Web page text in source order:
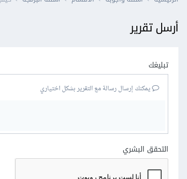
أرسل تقرير
تبليغك
يمكنك إرسال رسالة مع التقرير بشكل اختياري
التحقق البشري